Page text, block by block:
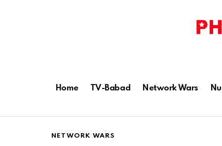
Home TV-Babad Network Wars
NETWORK WARS